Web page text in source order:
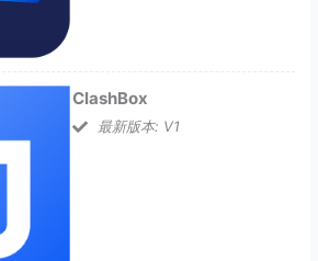
ClashBox
最新版本: V1